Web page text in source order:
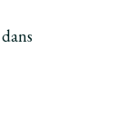
dans